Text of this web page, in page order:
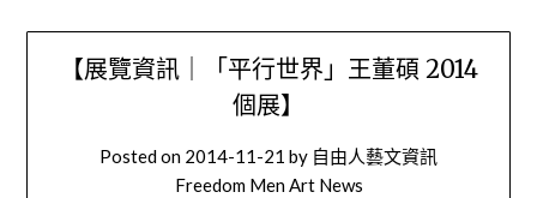
【展覽資訊｜「平行世界」王董碩 2014
個展】
Posted on 2014-11-21 by 自由人藝文資訊
Freedom Men Art News